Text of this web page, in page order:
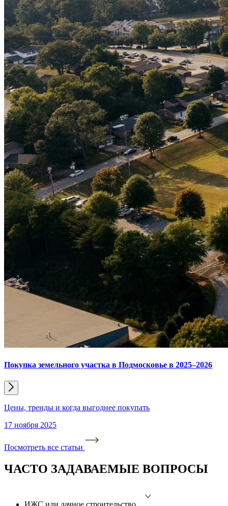
Покупка земельного участка в Подмосковье в 2025–2026
Цены, тренды и когда выгоднее покупать
17 ноября 2025
Посмотреть все статьи
ЧАСТО ЗАДАВАЕМЫЕ ВОПРОСЫ
ИЖС или дачное строительство